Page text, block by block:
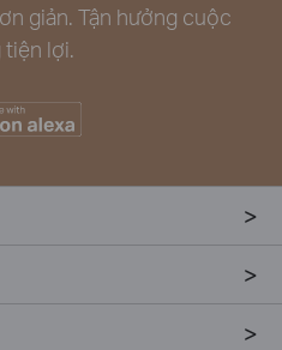
giản. Tận hưởng cuộc
tiện lợi.